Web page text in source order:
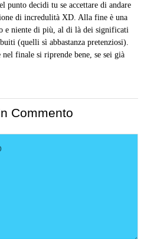
punto decidi tu se accettare di andare
di incredulità XD. Alla fine è una
e niente di più, al di là dei significati
(quelli sì abbastanza pretenziosi).
finale si riprende bene, se sei già
Commento